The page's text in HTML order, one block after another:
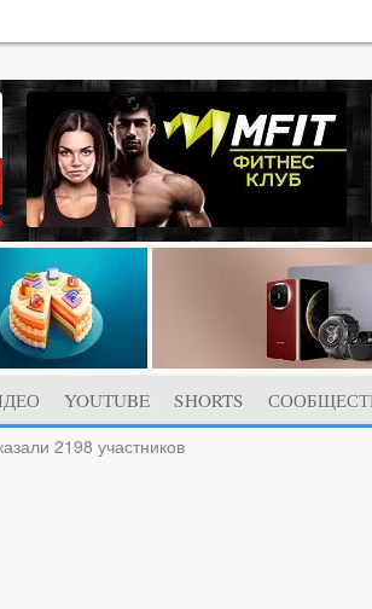
YOUTUBE SHORTS
2198 участников